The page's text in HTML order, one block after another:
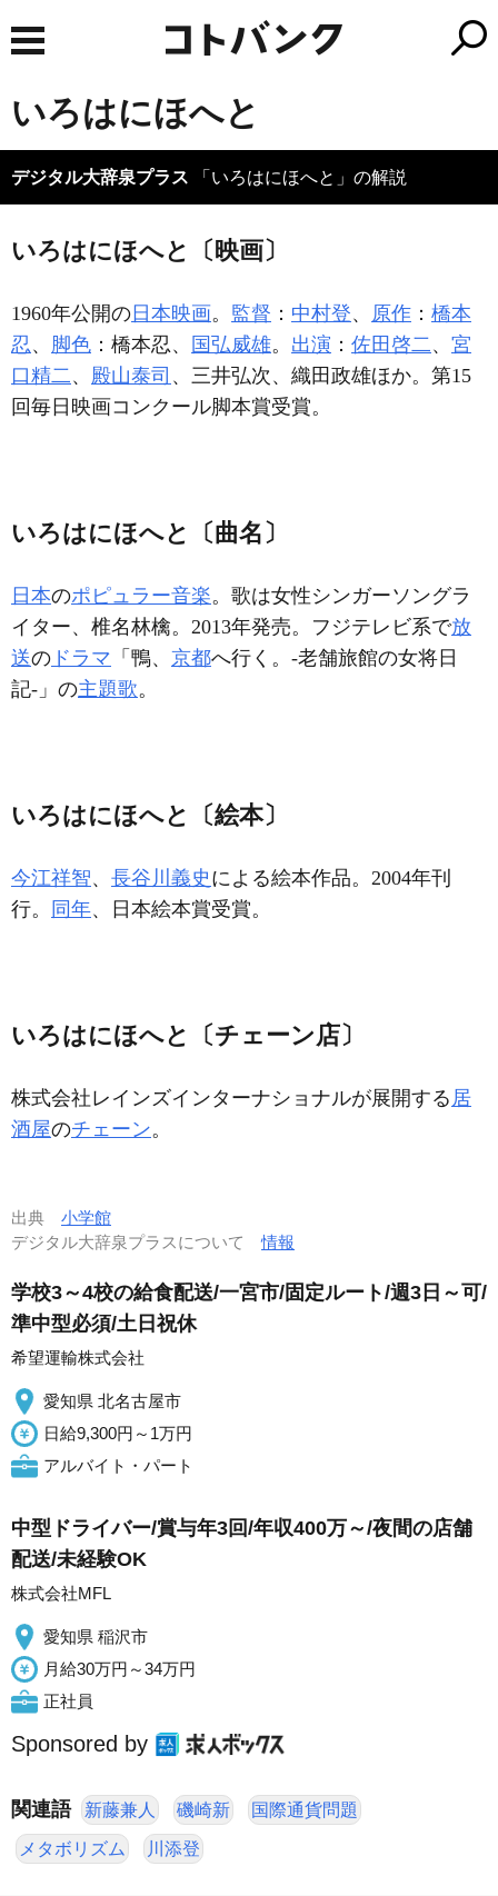
いろはにほへと
デジタル大辞泉プラス 「いろはにほへと」の解説
いろはにほへと〔映画〕
1960年公開の 日本映画。 監督 ： 中村登、 原作 ： 橋本
忍、 脚色 ：橋本忍、 国弘威雄。 出演 ： 佐田啓二、 宮
口精二、 殿山泰司 、三井弘次、織田政雄ほか。第15
回毎日映画コンクール脚本賞受賞。
いろはにほへと〔曲名〕
日本のポピュラー音楽。歌は女性シンガーソングラ
イター、椎名林檎。2013年発売。フジテレビ系で放
送の ドラマ 「鴨、 京都へ行く。-老舗旅館の女将日
記-」の主題歌。
いろはにほへと〔絵本〕
今江祥智、 長谷川義史 による絵本作品。2004年刊
行。
同年、日本絵本賞受賞。
いろはにほへと〔チェーン店〕
株式会社レインズインターナショナルが展開する 居
酒屋のチェーン。
出典 小学館
デジタル大辞泉プラスについて情報
学校3～4校の給食配送/一宮市/固定ルート/週3日～可/
準中型必須/土日祝休
希望運輸株式会社
愛知県 北名古屋市
日給9,300円～1万円
アルバイト・パート
中型ドライバー/賞与年3回/年収400万～/夜間の店舗
配送/未経験OK
株式会社MFL
愛知県 稲沢市
月給30万円～34万円
正社員
Sponsored by
関連語 新藤兼人 磯崎新 国際通貨問題
メタボリズム 川添登